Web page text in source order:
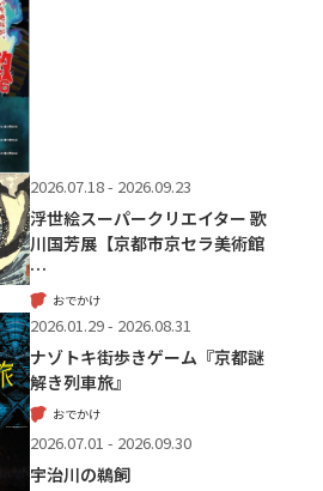
2026.07.18 - 2026.09.23
浮世絵スーパークリエイター 歌
川国芳展【京都市京セラ美術館
…
おでかけ
2026.01.29 - 2026.08.31
ナゾトキ街歩きゲーム『京都謎
解き列車旅』
おでかけ
2026.07.01 - 2026.09.30
宇治川の鵜飼